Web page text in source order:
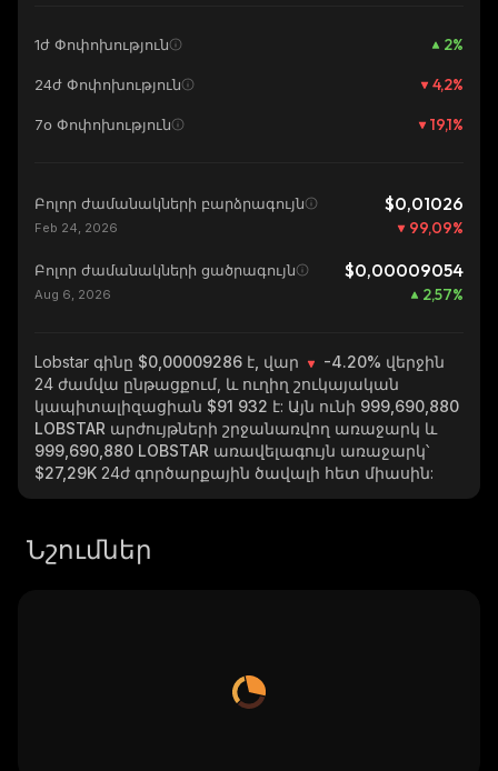
1ժ Փոփոխություն 2%
24ժ Փոփոխություն 4,2%
7օ Փոփոխություն 19,1%
Բոլոր ժամանակների բարձրագույն $0,01026
Feb 24, 2026 99,09%
Բոլոր ժամանակների ցածրագույն $0,00009054
Aug 6, 2026 2,57%
Lobstar գինը $0,00009286 է, վար -4.20% վերջին
24 ժամվա ընթացքում, և ուղիղ շուկայական
կապիտալիզացիան $91 932 է: Այն ունի 999,690,880
LOBSTAR արժույթների շրջանառվող առաջարկ և
999,690,880 LOBSTAR առավելագույն առաջարկ՝
$27,29K 24ժ գործարքային ծավալի հետ միասին:
Նշումներ